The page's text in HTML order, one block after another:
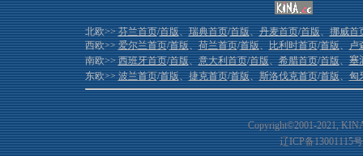
北欧>>芬兰首页/首版、瑞典首页/首版、丹麦首页/首版、挪威首
西欧>>爱尔兰首页/首版、荷兰首页/首版、比利时首页/首版、卢
南欧>>西班牙首页/首版、意大利首页/首版、希腊首页/首版、塞
东欧>>波兰首页/首版、捷克首页/首版、斯洛伐克首页/首版、匈
Copyright©2001-2021,
辽ICP备13001115